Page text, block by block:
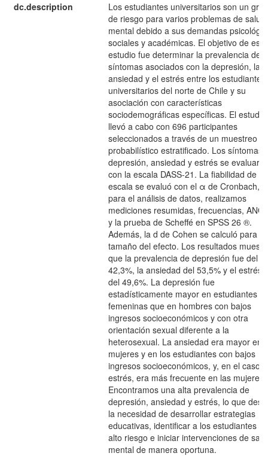
dc.description
Los estudiantes universitarios son un
de riesgo para varios problemas de salud
mental debido a sus demandas
sociales y académicas. El objetivo de este
estudio fue determinar la prevalencia de
síntomas asociados con la depresión, la
ansiedad y el estrés entre los estudiantes
universitarios del norte de Chile y su
asociación con características
sociodemográficas específicas. El
llevó a cabo con 696 participantes
seleccionados a través de un muestreo
probabilístico estratificado. Los síntomas
depresión, ansiedad y estrés se
con la escala DASS-21. La fiabilidad de la
escala se evaluó con el α de Cronbach, y
para el análisis de datos, realizamos
mediciones resumidas, frecuencias,
y la prueba de Scheffé en SPSS 26 ®.
Además, la d de Cohen se calculó para el
tamaño del efecto. Los resultados
que la prevalencia de depresión fue del
42,3%, la ansiedad del 53,5% y el estrés
del 49,6%. La depresión fue
estadísticamente mayor en estudiantes
femeninas que en hombres con bajos
ingresos socioeconómicos y con otra
orientación sexual diferente a la
heterosexual. La ansiedad era mayor en
mujeres y en los estudiantes con bajos
ingresos socioeconómicos, y, en el caso
estrés, era más frecuente en las mujeres.
Encontramos una alta prevalencia de
depresión, ansiedad y estrés, lo que
la necesidad de desarrollar estrategias
educativas, identificar a los estudiantes de
alto riesgo e iniciar intervenciones de
mental de manera oportuna.